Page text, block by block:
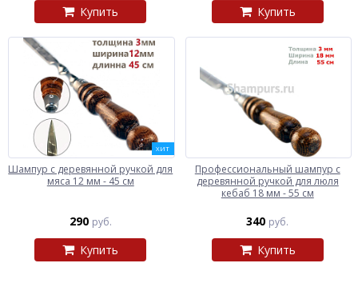
Купить Купить
ХИТ
Шампур с деревянной ручкой для
мяса 12 мм - 45 см
290 руб.
Купить
Профессиональный шампур с
деревянной ручкой для люля
кебаб 18 мм - 55 см
340 руб.
Купить